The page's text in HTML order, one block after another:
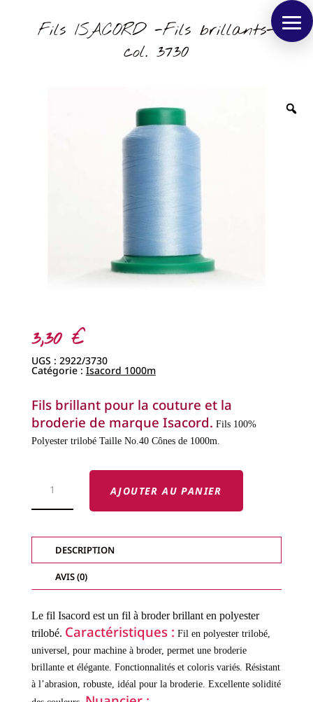
Fils ISACORD -Fils brillants-
col. 3730
3,30 €
UGS : 2922/3730
Catégorie : Isacord 1000m
Fils brillant pour la couture et la
broderie de marque Isacord. Fils 100%
Polyester trilobé Taille No.40 Cônes de 1000m.
-
BRILLANTS-
AJOUTER AU PANIER
DESCRIPTION
AVIS (0)
Le fil Isacord est un fil à broder brillant en polyester
trilobé. Caractéristiques : Fil en polyester trilobé,
universel, pour machine à broder, permet une broderie
brillante et élégante. Fonctionnalités et coloris variés. Résistant
à l’abrasion, robuste, idéal pour la broderie. Excellente solidité